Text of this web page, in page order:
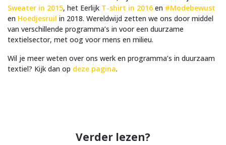
Sweater in 2015, het Eerlijk T-shirt in 2016 en #Modebewust
en Hoedjesruil in 2018. Wereldwijd zetten we ons door middel
van verschillende programma’s in voor een duurzame
textielsector, met oog voor mens en milieu.
Wil je meer weten over ons werk en programma’s in duurzaam
textiel? Kijk dan op deze pagina.
Verder lezen?